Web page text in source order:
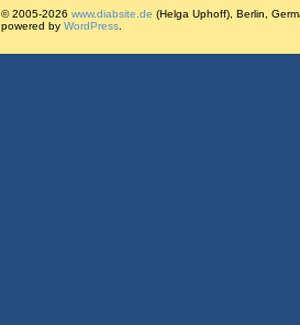
© 2005-2026 www.diabsite.de (Helga Uphoff), Berlin,
powered by WordPress.